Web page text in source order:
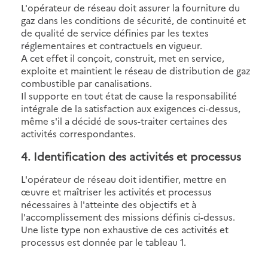
L'opérateur de réseau doit assurer la fourniture du
gaz dans les conditions de sécurité, de continuité et
de qualité de service définies par les textes
réglementaires et contractuels en vigueur.
A cet effet il conçoit, construit, met en service,
exploite et maintient le réseau de distribution de gaz
combustible par canalisations.
Il supporte en tout état de cause la responsabilité
intégrale de la satisfaction aux exigences ci-dessus,
même s'il a décidé de sous-traiter certaines des
activités correspondantes.
4. Identification des activités et processus
L'opérateur de réseau doit identifier, mettre en
œuvre et maîtriser les activités et processus
nécessaires à l'atteinte des objectifs et à
l'accomplissement des missions définis ci-dessus.
Une liste type non exhaustive de ces activités et
processus est donnée par le tableau 1.